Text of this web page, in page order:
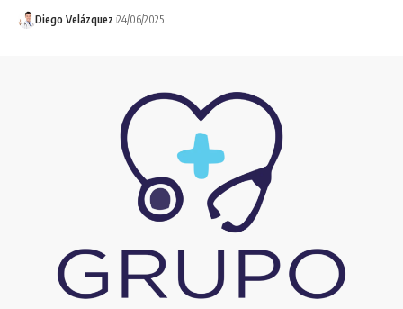
Diego Velázquez 24/06/2025